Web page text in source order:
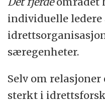
individuelle ledere
særegenheter.
Selv om
sterkt i